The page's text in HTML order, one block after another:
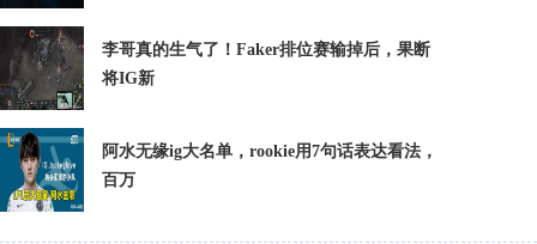
李哥真的生气了！Faker排位赛输掉后，果断
将IG新
阿水无缘ig大名单，rookie用7句话表达看法，
百万